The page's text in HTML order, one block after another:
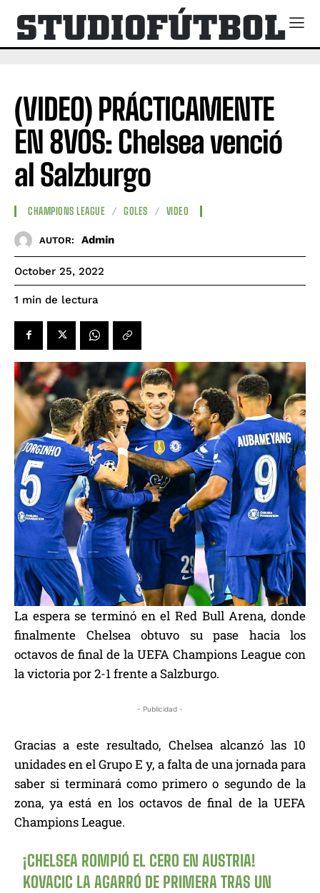
(VIDEO) PRÁCTICAMENTE
EN 8VOS: Chelsea venció
al Salzburgo
CHAMPIONS LEAGUE GOLES VIDEO
AUTOR: Admin
October 25, 2022
1 min de lectura
La espera se terminó en el Red Bull Arena, donde
finalmente Chelsea obtuvo su pase hacia los
octavos de final de la UEFA Champions League con
la victoria por 2-1 frente a Salzburgo.
- Publicidad -
Gracias a este resultado, Chelsea alcanzó las 10
unidades en el Grupo E y, a falta de una jornada para
saber si terminará como primero o segundo de la
zona, ya está en los octavos de final de la UEFA
Champions League.
¡CHELSEA ROMPIÓ EL CERO EN AUSTRIA!
KOVACIC LA AGARRÓ DE PRIMERA TRAS UN